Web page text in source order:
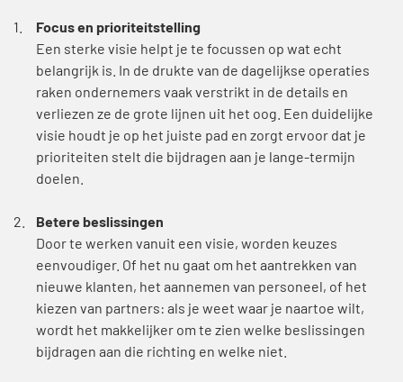
Focus en prioriteitstelling
Een sterke visie helpt je te focussen op wat echt
belangrijk is. In de drukte van de dagelijkse operaties
raken ondernemers vaak verstrikt in de details en
verliezen ze de grote lijnen uit het oog. Een duidelijke
visie houdt je op het juiste pad en zorgt ervoor dat je
prioriteiten stelt die bijdragen aan je lange-termijn
doelen.
Betere beslissingen
Door te werken vanuit een visie, worden keuzes
eenvoudiger. Of het nu gaat om het aantrekken van
nieuwe klanten, het aannemen van personeel, of het
kiezen van partners: als je weet waar je naartoe wilt,
wordt het makkelijker om te zien welke beslissingen
bijdragen aan die richting en welke niet.